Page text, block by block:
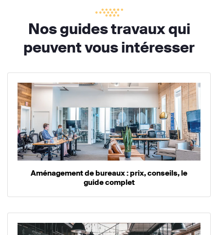
Nos guides travaux qui
peuvent vous intéresser
Aménagement de bureaux : prix, conseils, le
guide complet